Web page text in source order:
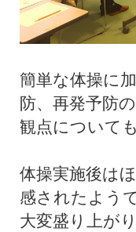
簡単な体操に
防、再発予防の
観点について
体操実施後は
感されたよう
大変盛り上が